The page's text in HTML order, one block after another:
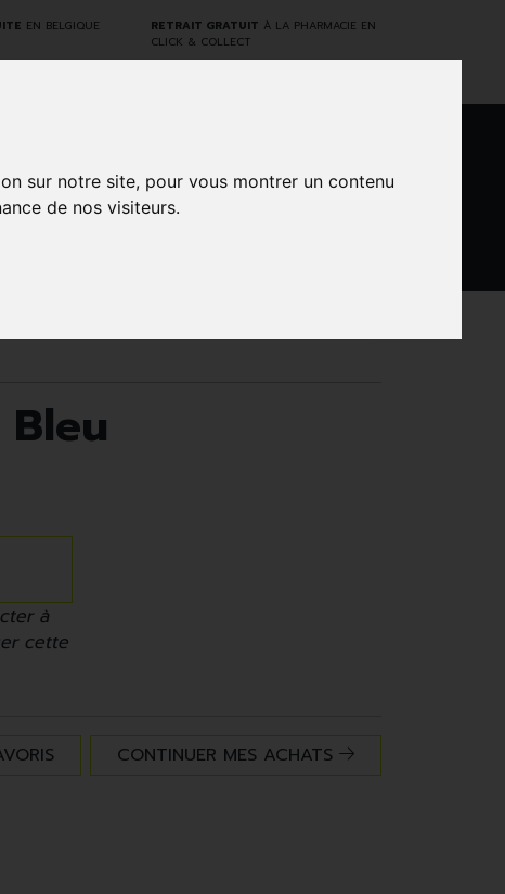
sur notre site, pour vous montrer un contenu
de nos visiteurs.
EN BELGIQUE
RETRAIT GRATUIT À LA PHARMACIE EN
CLICK & COLLECT
0
à
cette
CONTINUER MES ACHATS